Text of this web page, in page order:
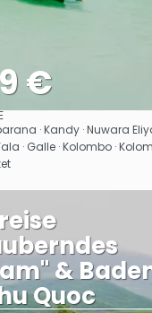
€
Pozrieť sa
· Kandy · Nuwara
· Galle · Kolombo ·
&
Quoc